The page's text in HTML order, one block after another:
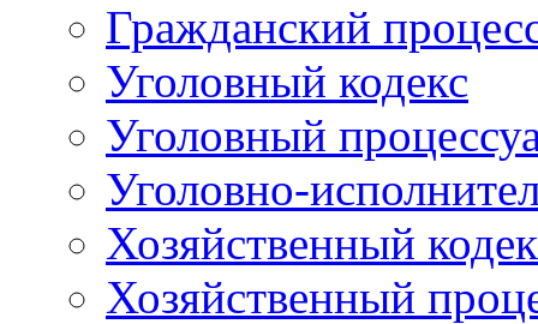
Гражданский
Уголовный кодекс
Уголовный
Уголовно-
Хозяйственный
Хозяйственный